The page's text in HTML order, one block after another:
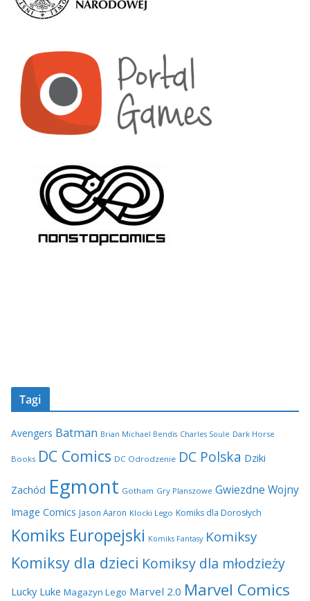
Tagi
Avengers Batman Brian Michael Bendis Charles Soule Dark Horse
Books DC Comics DC Odrodzenie DC Polska Dziki
Zachód Egmont Gotham Gry Planszowe Gwiezdne Wojny
Image Comics Jason Aaron Klocki Lego Komiks dla Dorosłych
Komiks Europejski Komiks Fantasy Komiksy
Komiksy dla dzieci Komiksy dla młodzieży
Lucky Luke Magazyn Lego Marvel 2.0 Marvel Comics